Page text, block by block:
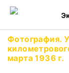
Фотография.
марта 1936 г.